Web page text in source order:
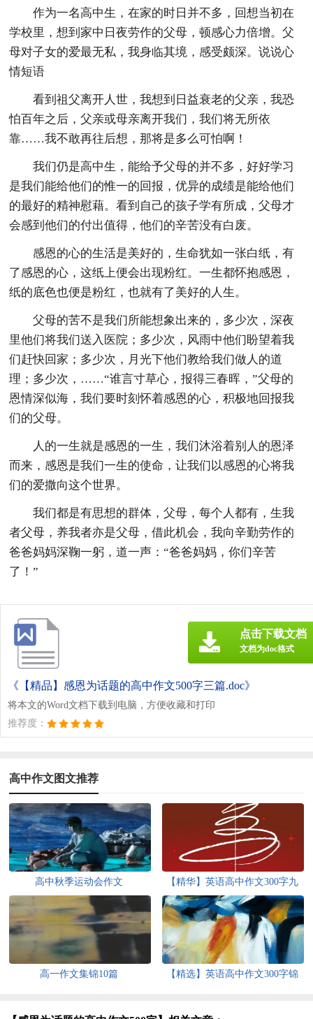
作为一名高中生，在家的时日并不多，回想当初在
学校里，想到家中日夜劳作的父母，顿感心力倍增。父
母对子女的爱最无私，我身临其境，感受颇深。说说心
情短语
看到祖父离开人世，我想到日益衰老的父亲，我恐
怕百年之后，父亲或母亲离开我们，我们将无所依
靠……我不敢再往后想，那将是多么可怕啊！
我们仍是高中生，能给予父母的并不多，好好学习
是我们能给他们的惟一的回报，优异的成绩是能给他们
的最好的精神慰藉。看到自己的孩子学有所成，父母才
会感到他们的付出值得，他们的辛苦没有白废。
感恩的心的生活是美好的，生命犹如一张白纸，有
了感恩的心，这纸上便会出现粉红。一生都怀抱感恩，
纸的底色也便是粉红，也就有了美好的人生。
父母的苦不是我们所能想象出来的，多少次，深夜
里他们将我们送入医院；多少次，风雨中他们盼望着我
们赶快回家；多少次，月光下他们教给我们做人的道
理；多少次，……“谁言寸草心，报得三春晖，”父母的
恩情深似海，我们要时刻怀着感恩的心，积极地回报我
们的父母。
人的一生就是感恩的一生，我们沐浴着别人的恩泽
而来，感恩是我们一生的使命，让我们以感恩的心将我
们的爱撒向这个世界。
我们都是有思想的群体，父母，每个人都有，生我
者父母，养我者亦是父母，借此机会，我向辛勤劳作的
爸爸妈妈深鞠一躬，道一声：“爸爸妈妈，你们辛苦
了！”
《【精品】感恩为话题的高中作文500字三篇.doc》
将本文的Word文档下载到电脑，方便收藏和打印
推荐度：
点击下载文档
文档为doc格式
高中作文图文推荐
高中秋季运动会作文
【精华】英语高中作文300字九
篇
高一作文集锦10篇
【精选】英语高中作文300字锦